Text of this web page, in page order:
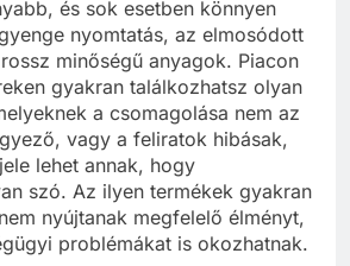
és sok esetben könnyen
nyomtatás, az elmosódott
minőségű anyagok. Piacon
gyakran találkozhatsz olyan
a csomagolása nem az
vagy a feliratok hibásak,
lehet annak, hogy
szó. Az ilyen termékek gyakran
nyújtanak megfelelő élményt,
problémákat is okozhatnak.